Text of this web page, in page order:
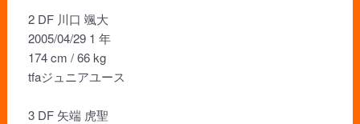
2 DF 川口 颯大
2005/04/29 1 年
174 cm / 66 kg
tfaジュニアユース
3 DF 矢端 虎聖